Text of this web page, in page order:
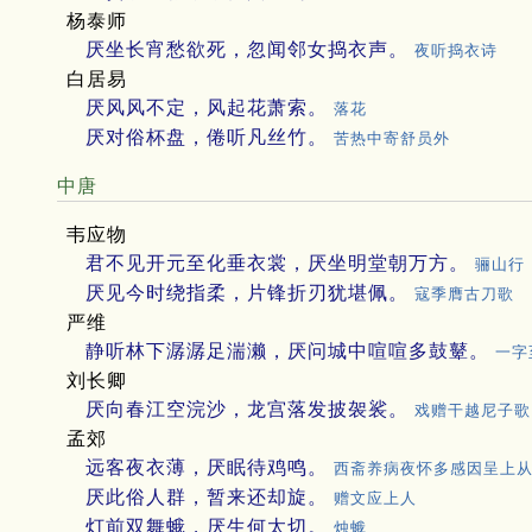
杨泰师
厌坐长宵愁欲死，忽闻邻女捣衣声。
夜听捣衣诗
白居易
厌风风不定，风起花萧索。
落花
厌对俗杯盘，倦听凡丝竹。 苦热中寄舒员外
中唐
韦应物
君不见开元至化垂衣裳，厌坐明堂朝万方。
骊山行
厌见今时绕指柔，片锋折刃犹堪佩。 寇季膺古刀歌
严维
静听林下潺潺足湍濑，厌问城中喧喧多鼓鼙。
一字
刘长卿
厌向春江空浣沙，龙宫落发披袈裟。
戏赠干越尼子歌
孟郊
远客夜衣薄，厌眠待鸡鸣。
西斋养病夜怀多感因呈上
厌此俗人群，暂来还却旋。 赠文应上人
灯前双舞蛾，厌生何太切。 烛蛾